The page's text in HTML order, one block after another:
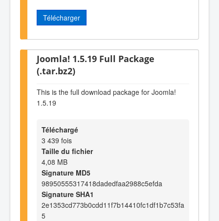
Télécharger
Joomla! 1.5.19 Full Package
(.tar.bz2)
This is the full download package for Joomla!
1.5.19
Téléchargé
3 439 fois
Taille du fichier
4,08 MB
Signature MD5
98950555317418dadedfaa2988c5efda
Signature SHA1
2e1353cd773b0cdd11f7b14410fc1df1b7c53fa
5